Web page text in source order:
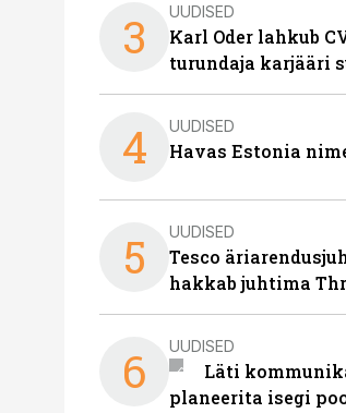
3 UUDISED
Karl Oder lahkub
turundaja karjääri
4 UUDISED
Havas Estonia
5 UUDISED
Tesco
hakkab juhtima
6 UUDISED
Läti
planeerita isegi